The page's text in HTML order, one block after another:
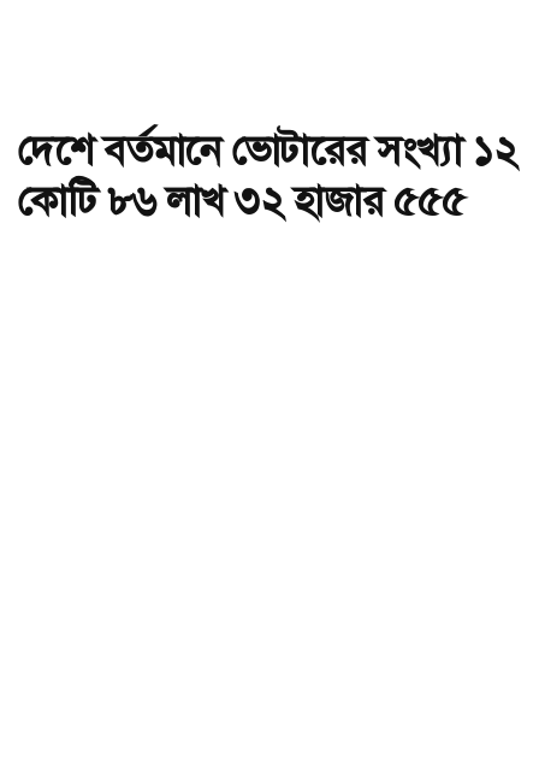
দেশে বর্তমানে ভোটারের সংখ্যা ১২
কোটি ৮৬ লাখ ৩২ হাজার ৫৫৫